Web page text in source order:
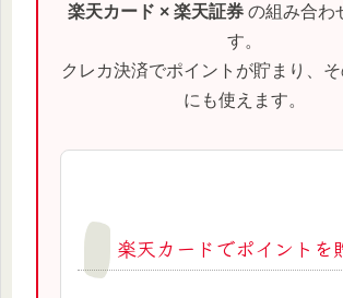
楽天カード × 楽天証券の組み合わ
す。
クレカ決済でポイントが貯まり、
にも使えます。
楽天カードでポイントを